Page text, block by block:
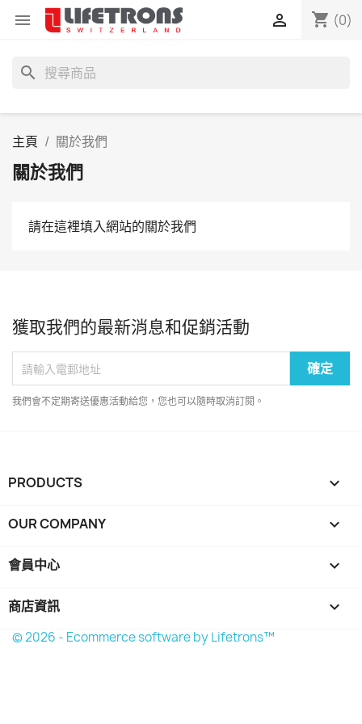
 shopping_cart (0)

search
主頁 關於我們
關於我們
請在這裡填入網站的關於我們
獲取我們的最新消息和促銷活動
我們會不定期寄送優惠活動給您，您也可以隨時取消訂閱。
PRODUCTS 
OUR COMPANY 
會員中心 
商店資訊 keyboard_arrow_down
© 2026 - Ecommerce software by Lifetrons™